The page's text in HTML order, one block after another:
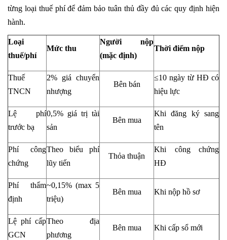
từng loại thuế phí để đảm bảo tuân thủ đầy đủ các quy định hiện
hành.
Loại
thuế/phí
Mức thu
Người nộp
(mặc định)
Thời điểm nộp
Thuế
TNCN
2% giá chuyển
nhượng
Bên bán
≤10 ngày từ HĐ có
hiệu lực
Lệ phí
trước bạ
0,5% giá trị tài
sản
Bên mua
Khi đăng ký sang
tên
Phí công
chứng
Theo biểu phí
lũy tiến
Thỏa thuận
Khi công chứng
HĐ
Phí thẩm
định
~0,15% (max 5
triệu)
Bên mua Khi nộp hồ sơ
Lệ phí cấp
GCN
Theo địa
phương
Bên mua Khi cấp sổ mới